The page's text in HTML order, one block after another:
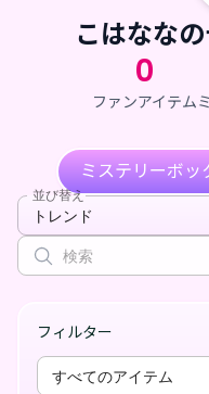
こはなな
0
ファンアイテム
ミステリーボッ
並び替え
トレンド
フィルター
すべてのアイテム